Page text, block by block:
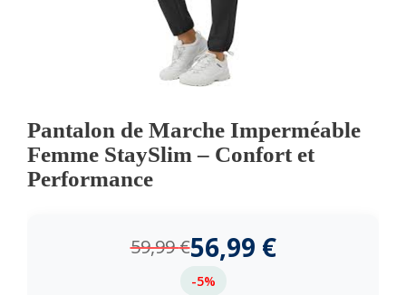
Pantalon de Marche Imperméable
Femme StaySlim – Confort et
Performance
59,99€56,99 €
-5%